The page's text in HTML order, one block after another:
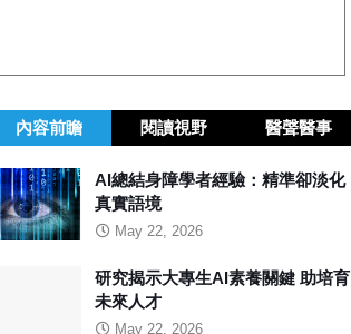
內容前瞻 閱讀視野 醫聲醫事
AI總結身障學者經驗：精準卻淡化
真實語境
May 22, 2026
研究揭示大專生AI素養關鍵 助培育
未來人才
May 22, 2026